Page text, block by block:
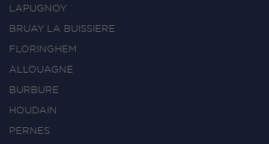
LAPUGNOY
BRUAY LA BUISSIERE
FLORINGHEM
ALLOUAGNE
BURBURE
HOUDAIN
PERNES